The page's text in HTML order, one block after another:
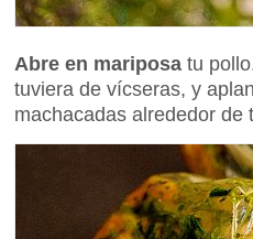
Abre en mariposa tu
tuviera de vícseras, y
machacadas alrededor de